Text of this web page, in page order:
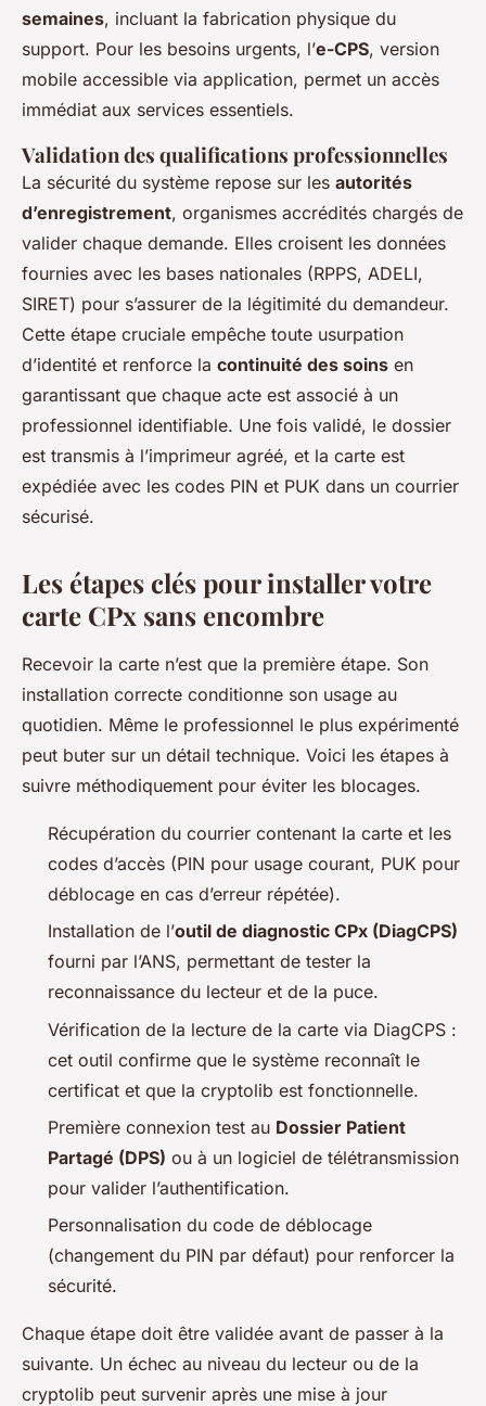
semaines, incluant la fabrication physique du
support. Pour les besoins urgents, l’e-CPS, version
mobile accessible via application, permet un accès
immédiat aux services essentiels.
Validation des qualifications professionnelles
La sécurité du système repose sur les autorités
d’enregistrement, organismes accrédités chargés de
valider chaque demande. Elles croisent les données
fournies avec les bases nationales (RPPS, ADELI,
SIRET) pour s’assurer de la légitimité du demandeur.
Cette étape cruciale empêche toute usurpation
d’identité et renforce la continuité des soins en
garantissant que chaque acte est associé à un
professionnel identifiable. Une fois validé, le dossier
est transmis à l’imprimeur agréé, et la carte est
expédiée avec les codes PIN et PUK dans un courrier
sécurisé.
Les étapes clés pour installer votre
carte CPx sans encombre
Recevoir la carte n’est que la première étape. Son
installation correcte conditionne son usage au
quotidien. Même le professionnel le plus expérimenté
peut buter sur un détail technique. Voici les étapes à
suivre méthodiquement pour éviter les blocages.
Récupération du courrier contenant la carte et les
codes d’accès (PIN pour usage courant, PUK pour
déblocage en cas d’erreur répétée).
Installation de l’outil de diagnostic CPx (DiagCPS)
fourni par l’ANS, permettant de tester la
reconnaissance du lecteur et de la puce.
Vérification de la lecture de la carte via DiagCPS :
cet outil confirme que le système reconnaît le
certificat et que la cryptolib est fonctionnelle.
Première connexion test au Dossier Patient
Partagé (DPS) ou à un logiciel de télétransmission
pour valider l’authentification.
Personnalisation du code de déblocage
(changement du PIN par défaut) pour renforcer la
sécurité.
Chaque étape doit être validée avant de passer à la
suivante. Un échec au niveau du lecteur ou de la
cryptolib peut survenir après une mise à jour